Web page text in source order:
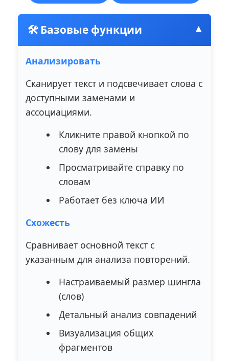
🛠️ Базовые функции ▼
Анализировать
Сканирует текст и подсвечивает слова с
доступными заменами и
ассоциациями.
Кликните правой кнопкой по
слову для замены
Просматривайте справку по
словам
Работает без ключа ИИ
Схожесть
Сравнивает основной текст с
указанным для анализа повторений.
Настраиваемый размер шингла
(слов)
Детальный анализ совпадений
Визуализация общих
фрагментов